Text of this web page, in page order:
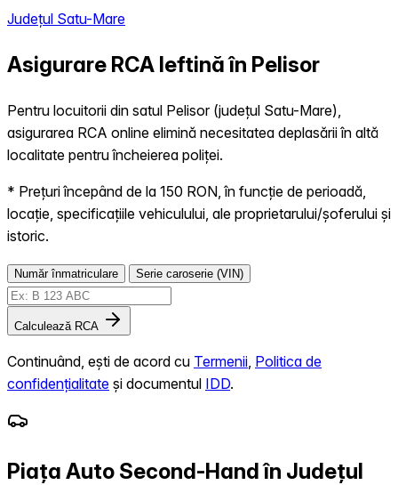
Județul Satu-Mare
Asigurare RCA Ieftină în Pelisor
Pentru locuitorii din satul Pelisor (județul Satu-Mare),
asigurarea RCA online elimină necesitatea deplasării în altă
localitate pentru încheierea poliței.
* Prețuri începând de la 150 RON, în funcție de perioadă,
locație, specificațiile vehiculului, ale proprietarului/șoferului și
istoric.
Număr înmatriculare Serie caroserie (VIN)
Calculează RCA
Continuând, ești de acord cu Termenii Politica de
confidențialitate și documentul IDD.
Piața Auto Second-Hand în Județul